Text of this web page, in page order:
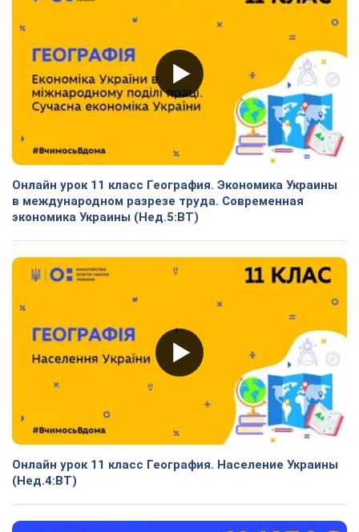
Онлайн урок 11 класс География. Экономика Украины
в международном разрезе труда. Современная
экономика Украины (Нед.5:ВТ)
Онлайн урок 11 класс География. Население Украины
(Нед.4:ВТ)